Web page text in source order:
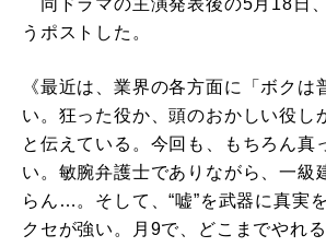
同ドラマの主演発表後の5月18日
うポストした。
《最近は、業界の各方面に「ボクは
い。狂った役か、頭のおかしい役し
と伝えている。今回も、もちろん真
い。敏腕弁護士でありながら、一級
らん…。そして、“嘘”を武器に真実
クセが強い。月9で、どこまでやれ